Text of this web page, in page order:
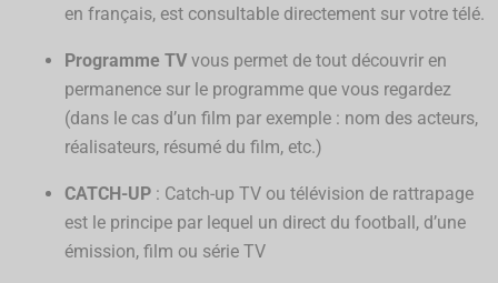
en français, est consultable directement sur votre télé.
Programme TV vous permet de tout découvrir en
permanence sur le programme que vous regardez
(dans le cas d’un film par exemple : nom des acteurs,
réalisateurs, résumé du film, etc.)
CATCH-UP : Catch-up TV ou télévision de rattrapage
est le principe par lequel un direct du football, d’une
émission, film ou série TV